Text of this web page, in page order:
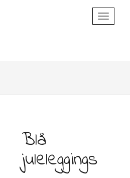
Toggle
Blå
juleleggings